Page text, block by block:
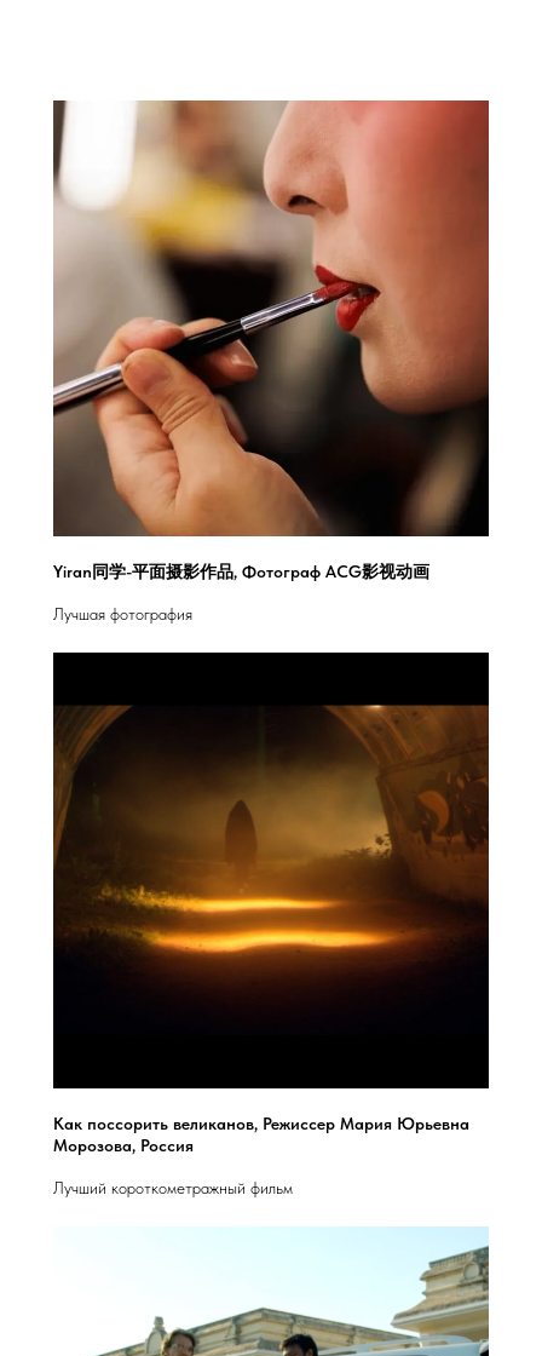
Yiran同学-平面摄影作品, Фотограф ACG影视动画
Лучшая фотография
Как поссорить великанов, Режиссер Мария Юрьевна
Морозова, Россия
Лучший короткометражный фильм